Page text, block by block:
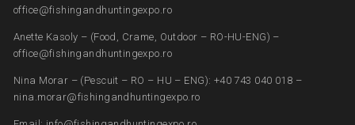
office@fishingandhuntingexpo.ro
Anette Kasoly – (Food, Crame, Outdoor – RO-HU-ENG) –
office@fishingandhuntingexpo.ro
Nina Morar – (Pescuit – RO – HU – ENG): +40 743 040 018 –
nina.morar@fishingandhuntingexpo.ro